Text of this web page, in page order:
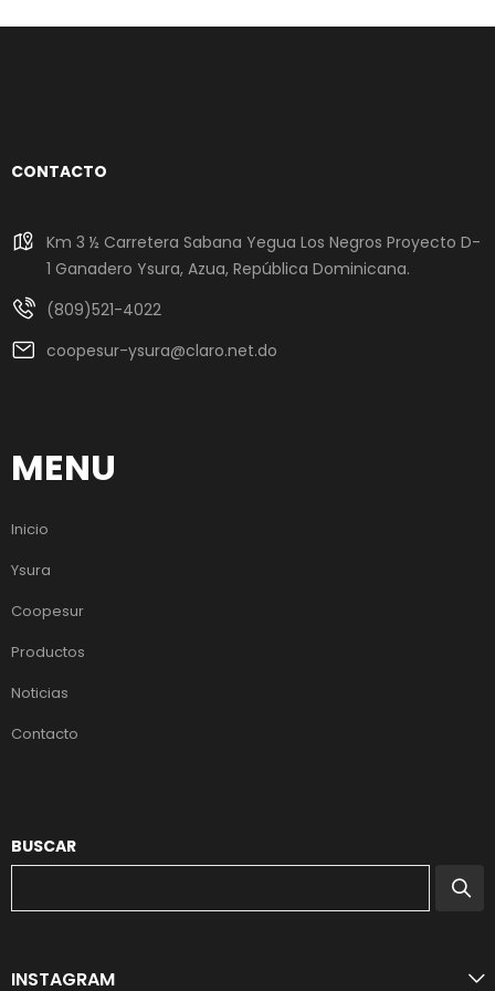
CONTACTO
Km 3 ½ Carretera Sabana Yegua Los Negros Proyecto D-
1 Ganadero Ysura, Azua, República Dominicana.
(809)521-4022
coopesur-ysura@claro.net.do
MENU
Inicio
Ysura
Coopesur
Productos
Noticias
Contacto
BUSCAR
INSTAGRAM